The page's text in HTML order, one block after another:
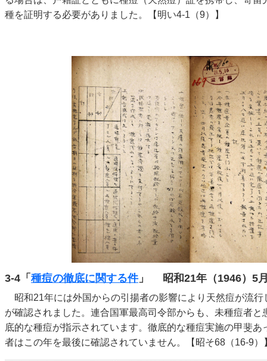
種を証明する必要がありました。【明い4-1（9）】
3-4「 種痘の徹底に関する件」 昭和21年（1946）5
昭和21年には外国からの引揚者の影響により天然痘が流行
が確認されました。連合国軍最高司令部からも、未種痘者と
底的な種痘が指示されています。徹底的な種痘実施の甲斐あ
者はこの年を最後に確認されていません。【昭そ68（16-9）